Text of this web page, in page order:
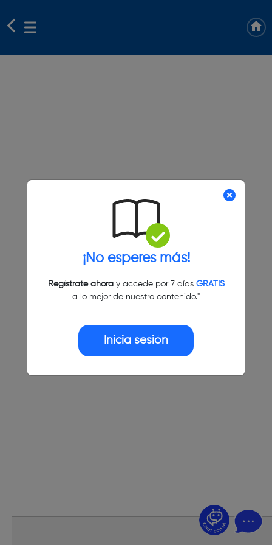
¡No esperes más!
Regístrate ahoray accede por 7 días GRATIS
a lo mejor de nuestro contenido."
Inicia sesión